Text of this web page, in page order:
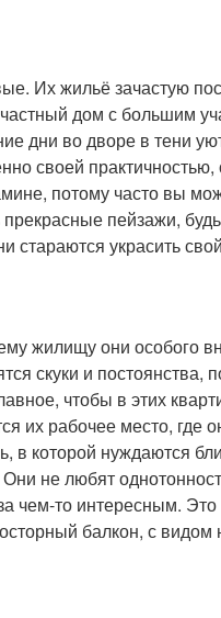
Их жильё зачастую
дом с большим
дни во дворе в тени
своей
потому часто вы
пейзажи,
стараются украсить
жилищу они особого
скуки и постоянства,
чтобы в этих
рабочее место, где
в которой нуждаются
не любят
то интересным. Это
балкон, с видом